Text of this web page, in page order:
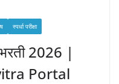
स्पर्धा परीक्षा
2026 |
Portal